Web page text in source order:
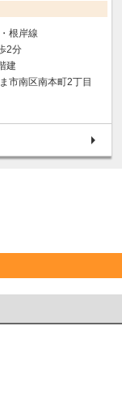
根岸線
2分
建
市南区南本町2丁目